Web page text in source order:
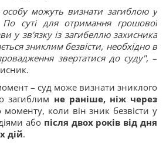
особу можуть визнати загиблою у
суті для отримання грошової
у зв'язку із загибеллю захисника
зниклим безвісти, необхідно в
звертатися до суду", –
– суд може визнати зниклого
загиблим не раніше, ніж через
моменту, коли він зник безвісти у
або після двох років від дня
дій.